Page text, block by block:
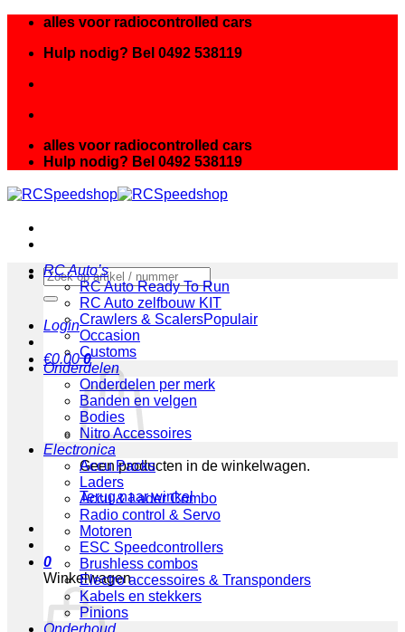
inhoud
alles voor radiocontrolled cars
Hulp nodig? Bel 0492 538119
alles voor radiocontrolled cars
Hulp nodig? Bel 0492 538119
Zoeken
naar:
Login
€0.00 0
Geen producten in de winkelwagen.
Terug naar winkel
0
Winkelwagen
RC Auto’s
RC Auto Ready To Run
RC Auto zelfbouw KIT
Crawlers & Scalers
Occasion
Customs
Onderdelen
Onderdelen per merk
Banden en velgen
Bodies
Nitro Accessoires
Electronica
Accu Packs
Laders
Accu & Lader Combo
Radio control & Servo
Motoren
ESC Speedcontrollers
Brushless combos
Electro accessoires & Transponders
Kabels en stekkers
Pinions
Onderhoud